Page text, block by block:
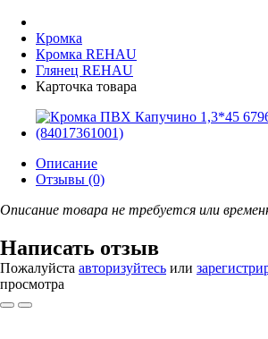
Кромка
Кромка REHAU
Глянец REHAU
Карточка товара
Описание
Отзывы (0)
Описание товара не требуется или
Написать отзыв
Пожалуйста авторизуйтесь или
просмотра